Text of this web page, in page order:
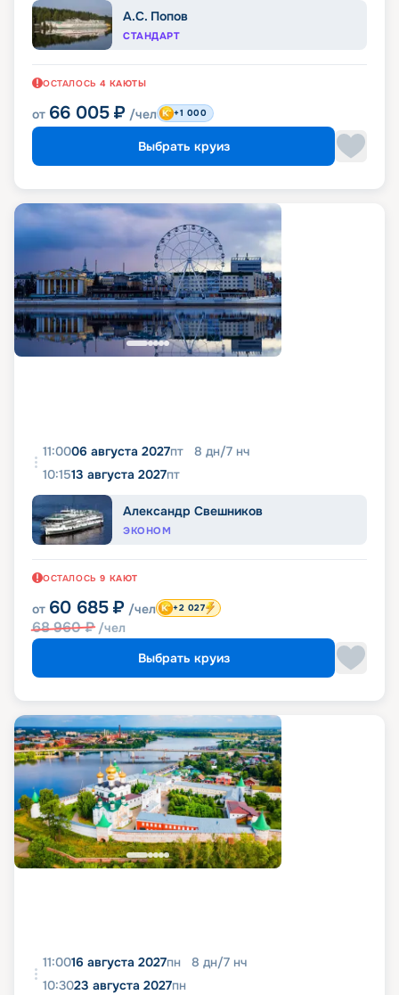
А.С. Попов
СТАНДАРТ
ОСТАЛОСЬ 4 КАЮТЫ
от 66 005 ₽ /чел +1 000
Выбрать круиз
11:0006 августа 2027пт 8 дн/7 нч
10:1513 августа 2027пт
Александр Свешников
ЭКОНОМ
ОСТАЛОСЬ 9 КАЮТ
от 60 685 ₽ /чел
68 960₽ /чел
+2 027
Выбрать круиз
11:0016 августа 2027пн 8 дн/7 нч
10:3023 августа 2027пн